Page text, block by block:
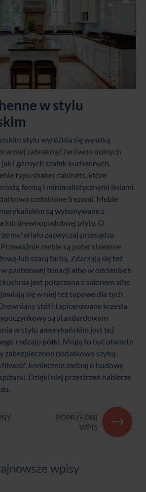
wpisy
w stylu
stylu wyróżnia się wysoką
w niej zabraknąć zarówno dolnych
jak i górnych szafek kuchennych.
typu shaker cabinets, które
formą i minimalistycznymi liniami.
ozdobione frezami. Meble
są wykonywane z
lub drewnopodobnej płyty. O
materiału zazwyczaj przesądza
meble są potem bielone
lub szarą farbą. Zdarzają się też
pastelowej tonacji albo w odcieniach
jest połączona z salonem albo
się w niej też typowe dla tych
stół i tapicerowane krzesła
są standardowym
w stylu amerykańskim jest też
rodzaju półki. Mogą to być otwarte
zabezpieczone dodatkowo szybą.
koniecznie zadbaj o budowę
Dzięki niej przestrzeń nabierze
POPRZEDNI
WPIS